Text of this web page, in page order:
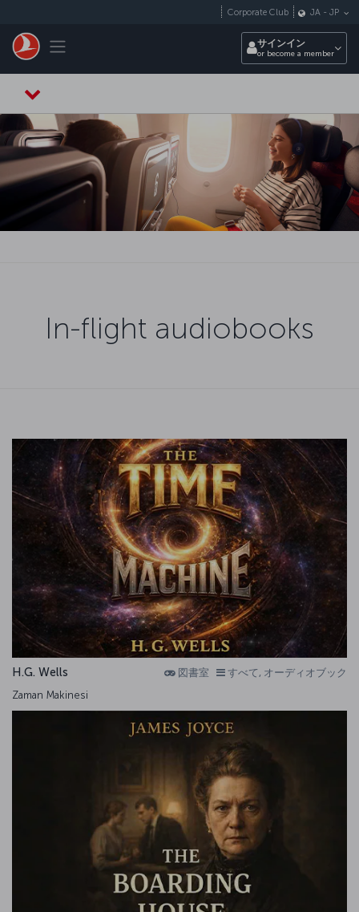
Toggle navigation
Corporate Club JA - JP
サインイン
or become a member
In-flight audiobooks
図書室 すべて, オーディオブック
H.G. Wells
Zaman Makinesi